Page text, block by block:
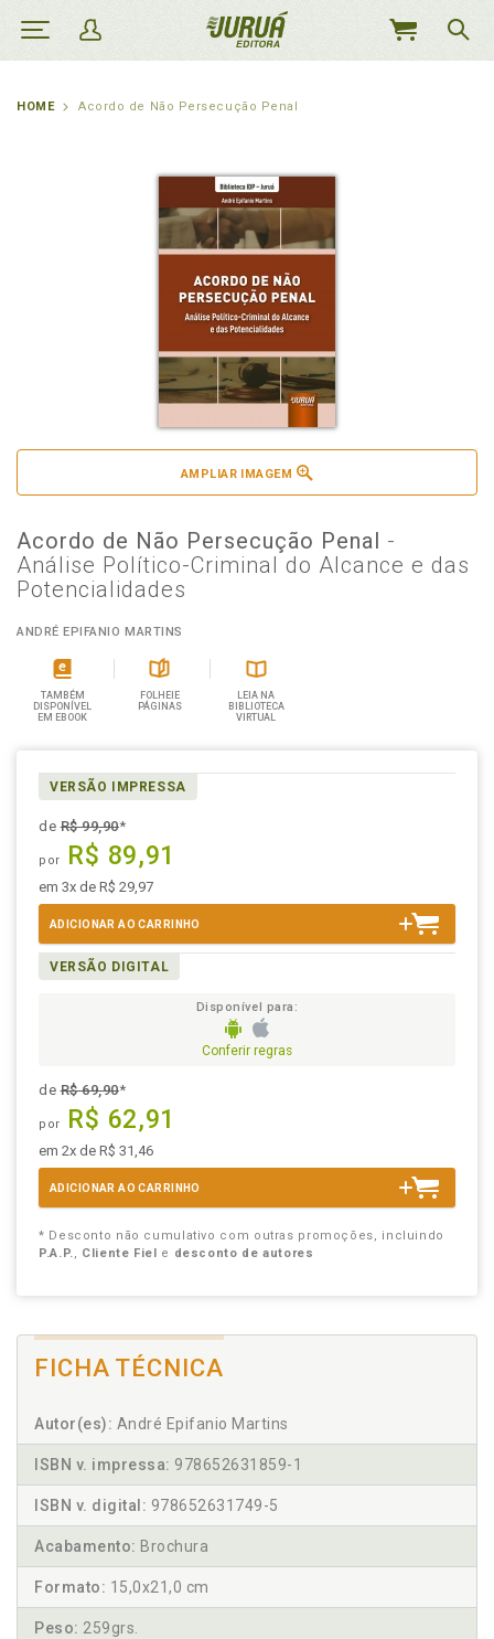
MEU
HOME Acordo de Não Persecução Penal
AMPLIAR IMAGEM
Acordo de Não Persecução Penal -
Análise Político-Criminal do Alcance e das
Potencialidades
ANDRÉ EPIFANIO MARTINS
TAMBÉM
DISPONÍVEL
EM EBOOK
FOLHEIE
PÁGINAS
LEIA NA
BIBLIOTECA
VIRTUAL
VERSÃO IMPRESSA
deR$ 99,90*
por R$ 89,91
em 3x de R$ 29,97
ADICIONAR AO CARRINHO
VERSÃO DIGITAL
Disponível para:
Conferir regras
deR$ 69,90*
por R$ 62,91
em 2x de R$ 31,46
ADICIONAR AO CARRINHO
* Desconto não cumulativo com outras promoções, incluindo
P.A.P., Cliente Fiel e desconto de autores
FICHA TÉCNICA
Autor(es): André Epifanio Martins
ISBN v. impressa: 978652631859-1
ISBN v. digital: 978652631749-5
Acabamento: Brochura
Formato: 15,0x21,0 cm
Peso: 259grs.